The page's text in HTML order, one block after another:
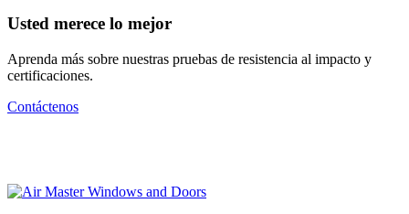
Usted merece lo mejor
Aprenda más sobre nuestras pruebas de resistencia al impacto y
certificaciones.
Contáctenos